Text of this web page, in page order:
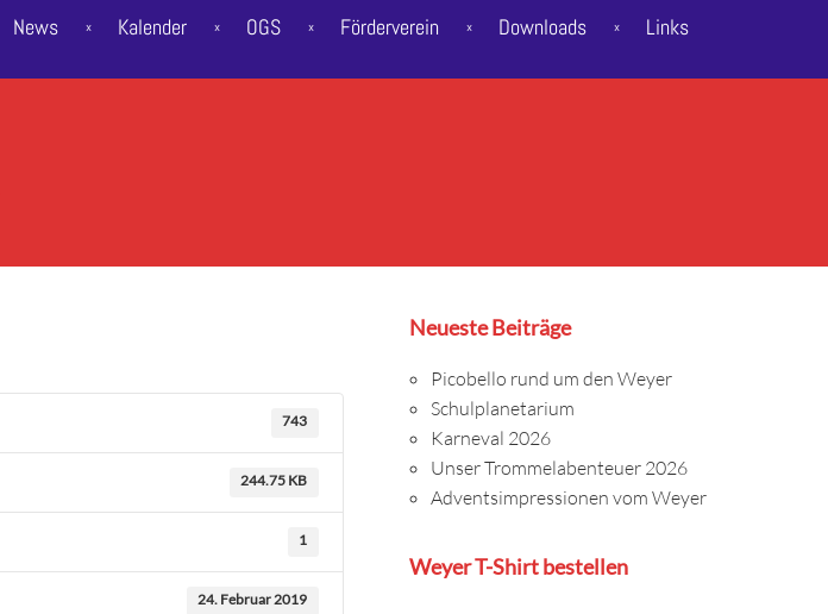
News Kalender OGS Förderverein Downloads Links
743
244.75 KB
1
24. Februar 2019
Neueste Beiträge
Picobello rund um den Weyer
Schulplanetarium
Karneval 2026
Unser Trommelabenteuer 2026
Adventsimpressionen vom Weyer
Weyer T-Shirt bestellen